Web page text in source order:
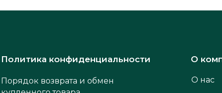
О нас
Порядок возврата и обмен
Политика конфиденциальности О